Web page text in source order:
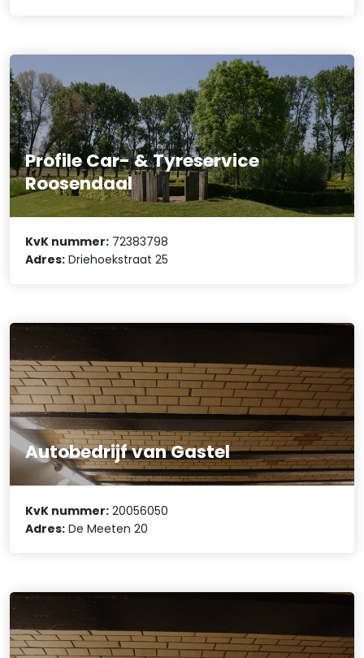
Profile Car- & Tyreservice
Roosendaal
KvK nummer: 72383798
Adres: Driehoekstraat 25
Autobedrijf van Gastel
KvK nummer: 20056050
Adres: De Meeten 20